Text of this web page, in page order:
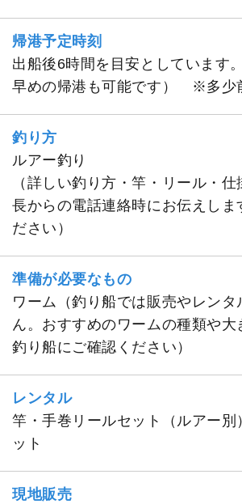
帰港予定時刻
出船後6時間を目安としています
早めの帰港も可能です） ※多少
釣り方
ルアー釣り
（詳しい釣り方・竿・リール・
長からの電話連絡時にお伝えしま
ださい）
準備が必要なもの
ワーム（釣り船では販売やレンタ
ん。おすすめのワームの種類や大
釣り船にご確認ください）
レンタル
竿・手巻リールセット（ルアー別
ット
現地販売